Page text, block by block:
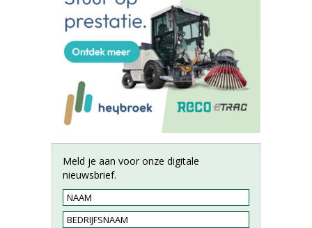
Meld je aan voor onze digitale
nieuwsbrief.